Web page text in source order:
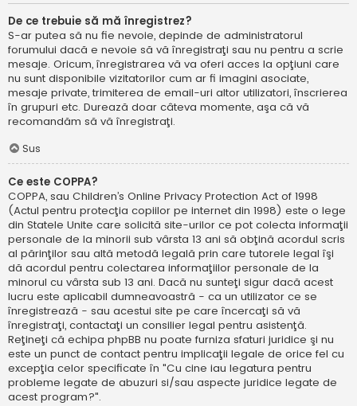
De ce trebuie să mă înregistrez?
S-ar putea să nu fie nevoie, depinde de administratorul
forumului dacă e nevoie să vă înregistraţi sau nu pentru a scrie
mesaje. Oricum, înregistrarea vă va oferi acces la opţiuni care
nu sunt disponibile vizitatorilor cum ar fi imagini asociate,
mesaje private, trimiterea de email-uri altor utilizatori, înscrierea
în grupuri etc. Durează doar câteva momente, aşa că vă
recomandăm să vă înregistraţi.
Sus
Ce este COPPA?
COPPA, sau Children’s Online Privacy Protection Act of 1998
(Actul pentru protecţia copiilor pe internet din 1998) este o lege
din Statele Unite care solicită site-urilor ce pot colecta informaţii
personale de la minorii sub vârsta 13 ani să obţină acordul scris
al părinţilor sau altă metodă legală prin care tutorele legal îşi
dă acordul pentru colectarea informaţiilor personale de la
minorul cu vârsta sub 13 ani. Dacă nu sunteţi sigur dacă acest
lucru este aplicabil dumneavoastră - ca un utilizator ce se
înregistrează - sau acestui site pe care încercaţi să vă
înregistraţi, contactaţi un consilier legal pentru asistenţă.
Reţineţi că echipa phpBB nu poate furniza sfaturi juridice şi nu
este un punct de contact pentru implicaţii legale de orice fel cu
excepţia celor specificate în "Cu cine iau legatura pentru
probleme legate de abuzuri si/sau aspecte juridice legate de
acest program?".